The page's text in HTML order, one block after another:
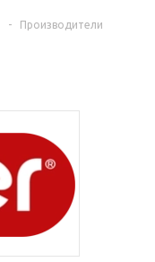
- Производители